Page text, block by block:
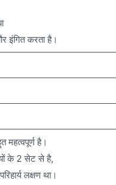
इंगित करता है।
महत्वपूर्ण है।
के 2 सेट से है,
लक्षण था।